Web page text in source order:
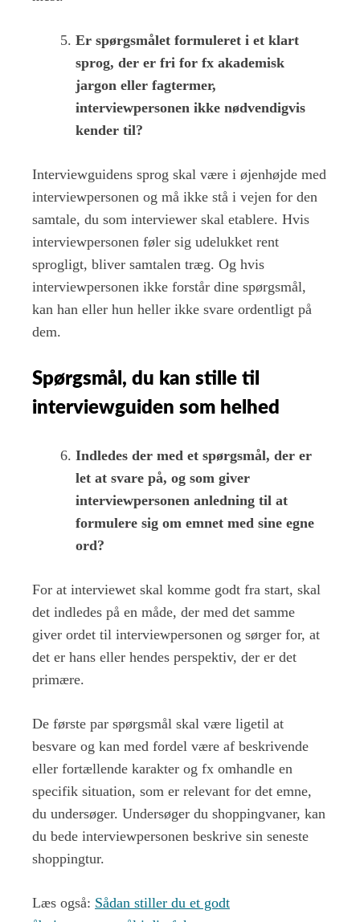
Er spørgsmålet formuleret i et klart
sprog, der er fri for fx akademisk
jargon eller fagtermer,
interviewpersonen ikke nødvendigvis
kender til?
Interviewguidens sprog skal være i øjenhøjde med
interviewpersonen og må ikke stå i vejen for den
samtale, du som interviewer skal etablere. Hvis
interviewpersonen føler sig udelukket rent
sprogligt, bliver samtalen træg. Og hvis
interviewpersonen ikke forstår dine spørgsmål,
kan han eller hun heller ikke svare ordentligt på
dem.
Spørgsmål, du kan stille til
interviewguiden som helhed
Indledes der med et spørgsmål, der er
let at svare på, og som giver
interviewpersonen anledning til at
formulere sig om emnet med sine egne
ord?
For at interviewet skal komme godt fra start, skal
det indledes på en måde, der med det samme
giver ordet til interviewpersonen og sørger for, at
det er hans eller hendes perspektiv, der er det
primære.
De første par spørgsmål skal være ligetil at
besvare og kan med fordel være af beskrivende
eller fortællende karakter og fx omhandle en
specifik situation, som er relevant for det emne,
du undersøger. Undersøger du shoppingvaner, kan
du bede interviewpersonen beskrive sin seneste
shoppingtur.
Læs også: Sådan stiller du et godt